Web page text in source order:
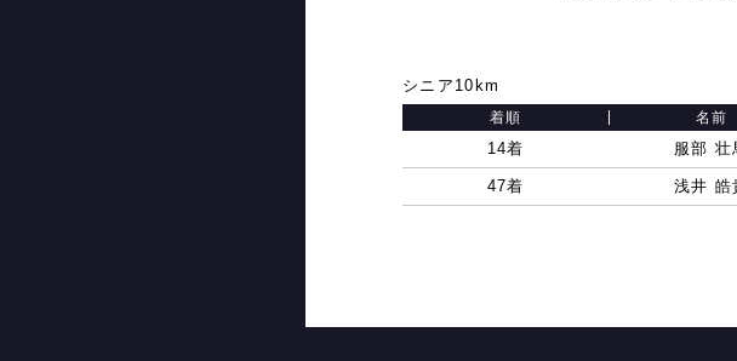
シニア10km
着順 名前
14着 服部 壮
47着 浅井 皓